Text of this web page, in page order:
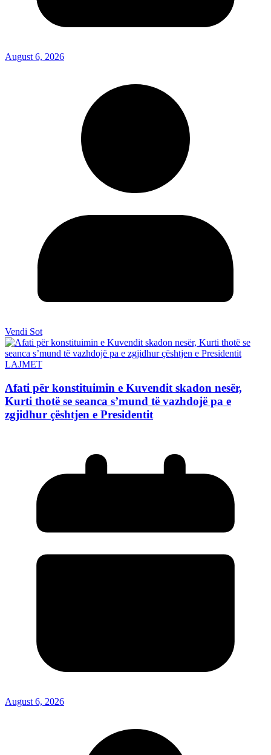
August 6, 2026
Vendi Sot
LAJMET
Afati për konstituimin e Kuvendit skadon nesër,
Kurti thotë se seanca s’mund të vazhdojë pa e
zgjidhur çështjen e Presidentit
August 6, 2026